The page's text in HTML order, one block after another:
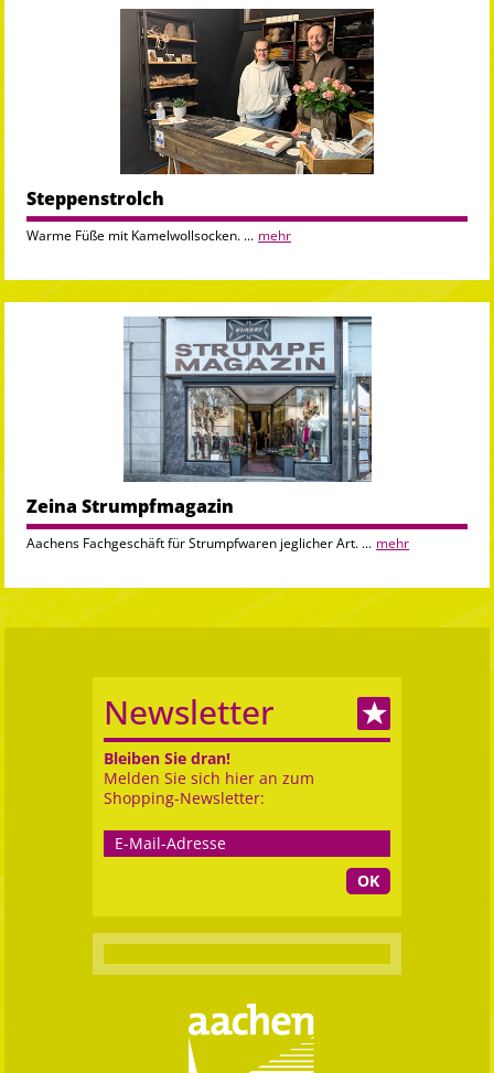
Steppenstrolch
Warme Füße mit Kamelwollsocken. ... mehr
Zeina Strumpfmagazin
Aachens Fachgeschäft für Strumpfwaren jeglicher Art. ... mehr
Newsletter
Bleiben Sie dran!
Melden Sie sich hier an zum
Shopping-Newsletter:
OK